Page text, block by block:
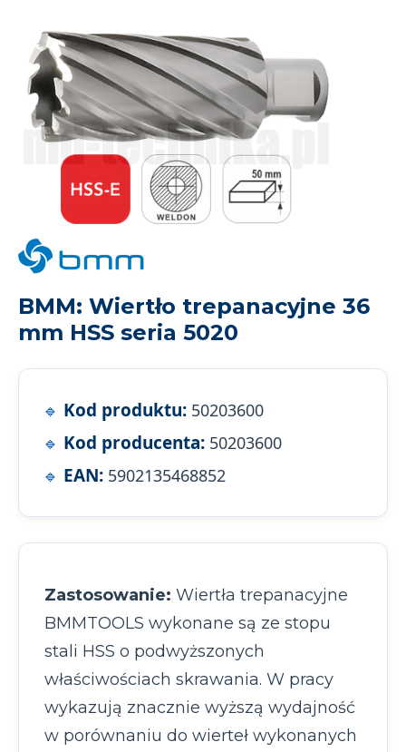
BMM: Wiertło trepanacyjne 36
mm HSS seria 5020
Kod produktu: 50203600
Kod producenta: 50203600
EAN: 5902135468852
Zastosowanie: Wiertła trepanacyjne
BMMTOOLS wykonane są ze stopu
stali HSS o podwyższonych
właściwościach skrawania. W pracy
wykazują znacznie wyższą wydajność
w porównaniu do wierteł wykonanych